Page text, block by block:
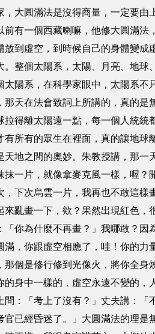
大圓滿法是沒得商量，一定要由
一個西藏喇嘛，他修大圓滿法
到虛空，到時候自己的身體變
整個太陽系，太陽、月亮、地
陽系，在科學家眼中，太陽系
天在法會致詞上所講的，真的
得離太陽遠一點，每一個人統
所有的眾生在裡面，真的讓地
地之間的奧妙。朱教授講，那
一片，就像拿麥克風一樣，喔
下次烏雲一片，我再也不敢這
亂畫一下，欸？果然出現紅色
你為什麼不再畫？」我哪敢？因
你跟虛空相應了，哇！你的力
個是修行修到光像火，將你全
身中一樣的，虛空永遠不變的，
「考上了沒有？」丈夫講：「
已經昏迷了。」大圓滿法的理